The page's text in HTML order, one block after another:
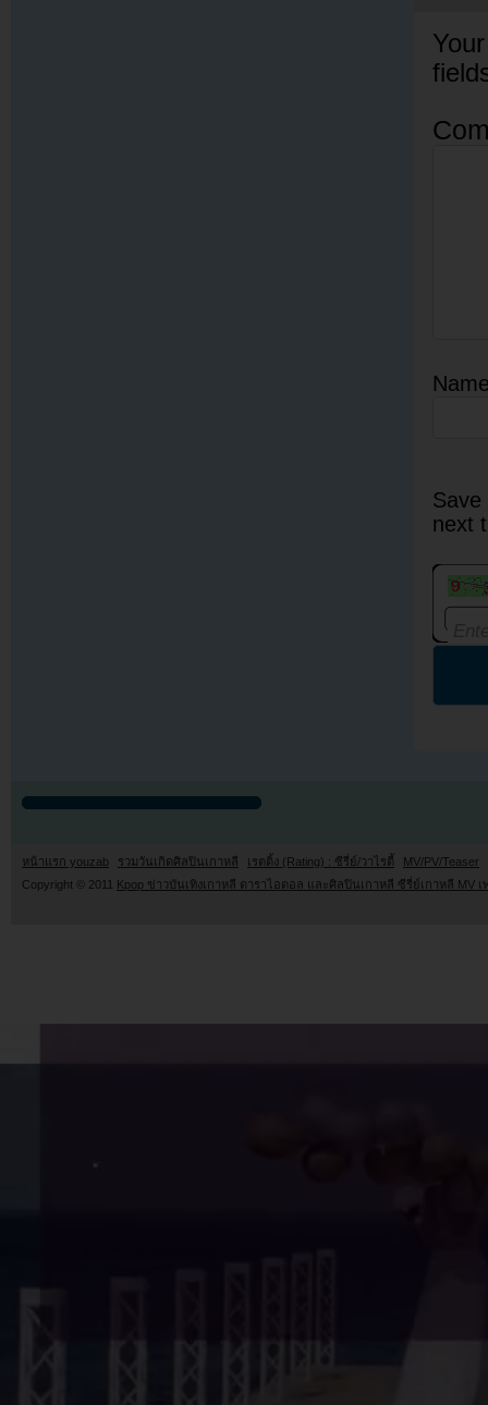
next
หน้าแรก youzab รวมวันเกิดศิลปินเกาหลี เรตติ้ง (Rating) : ซีรี่ย์/วาไรตี้
MV/PV/Teaser
Copyright © 2011 Kpop ข่าวบันเทิงเกาหลี ดาราไอดอล และศิลปินเกาหลี ซีรี่ย์เกาหลี MV